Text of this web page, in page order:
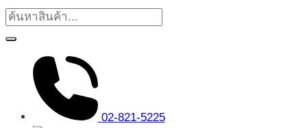
02-821-5225